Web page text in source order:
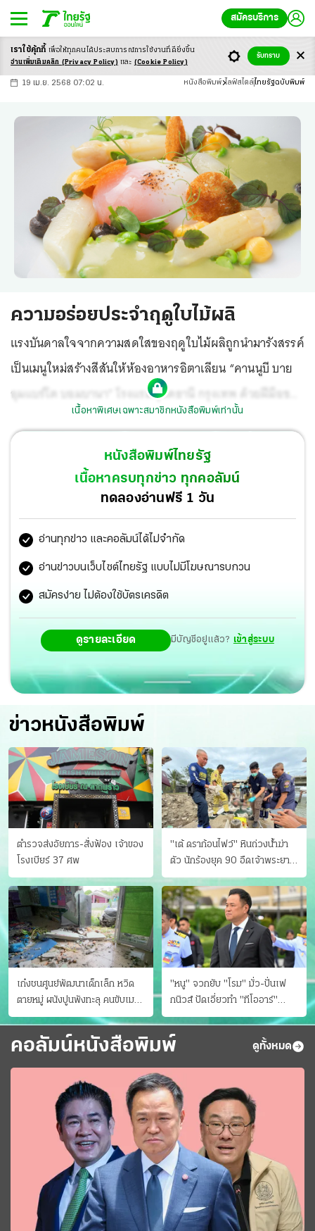
สมัครบริการ
-ก ก ก+
19 เม.ย. 2568 07:02 น. หนังสือพิมพ์ ไลฟ์สไตล์ ไทยรัฐฉบับพิมพ์
ความอร่อยประจำฤดูใบไม้ผลิ
แรงบันดาลใจจากความสดใสของฤดูใบไม้ผลิถูกนำมารังสรรค์
เป็นเมนูใหม่สร้างสีสันให้ห้องอาหารอิตาเลียน “คานนูบี บาย
อุมแบร์โต บอมบานา” โรงแรมดุสิตธานี กรุงเทพ ด้วยฝีมือของ
“เชฟอังเดร ซัสโต” เพื่อฉลองการมาถึงของฤดูกาลแรกแย้ม
พร้อม เชิดชูวัตถุดิบที่สดใหม่และมีคุณภาพเยี่ยมของฤดูใบไม้
ผลิ โดยทุกเมนูได้รับการปรุงภายใต้ปรัชญาสร้างสรรค์ของ
“เชฟอุมแบร์โต บอมบานา”
เนื้อหาพิเศษเฉพาะสมาชิกหนังสือพิมพ์เท่านั้น
หนังสือพิมพ์ไทยรัฐ
เนื้อหาครบทุกข่าว ทุกคอลัมน์
ทดลองอ่านฟรี 1 วัน
อ่านทุกข่าว และคอลัมน์ได้ไม่จำกัด
อ่านข่าวบนเว็บไซต์ไทยรัฐ แบบไม่มีโฆษณารบกวน
สมัครง่าย ไม่ต้องใช้บัตรเครดิต
ดูรายละเอียด มีบัญชีอยู่แล้ว? เข้าสู่ระบบ
ข่าวหนังสือพิมพ์
ตำรวจส่งอัยการ-สั่งฟ้อง เจ้าของ
โรงเบียร์ 37 ศพ
"เต้ ดราก้อนไฟว์" หินถ่วงน้ำฆ่า
ตัว นักร้องยุค 90 อืดเจ้าพระยา
แฟนหาตัววุ่น เครียดธุรกิจ!
เก๋งชนศูนย์พัฒนาเด็กเล็ก หวิด
ตายหมู่ ผนังปูนพังทะลุ คนขับเมา
ยา
"หนู" จวกยับ "โรม" มั่ว-ปั่นเฟ
กนิวส์ ปัดเอี่ยวทํา "ทีโออาร์"
ต้นทางโกงสอบฉาว
คอลัมน์หนังสือพิมพ์ ดูทั้งหมด
เราใช้คุ้กกี้ เพื่อให้ทุกคนได้ประสบการณ์การใช้งานที่ดียิ่งขึ้น
อ่านเพิ่มเติมคลิก (Privacy Policy) และ (Cookie Policy)
รับทราบ